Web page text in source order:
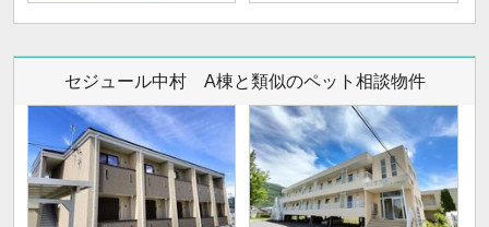
セジュール中村 A棟と類似のペット相談物件